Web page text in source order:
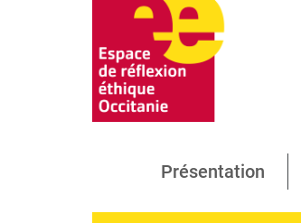
Présentation